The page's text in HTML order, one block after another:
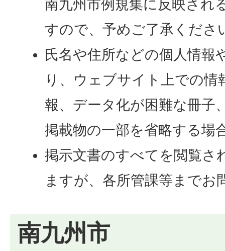
南九州市例規集に反映され
すので、予めご了承くださ
氏名や住所などの個人情報
り、ウェブサイト上での情
報、データ化が困難な冊子
掲載物の一部を省略する場
掲示文書のすべてを閲覧さ
ますが、各所管課等までお
南九州市